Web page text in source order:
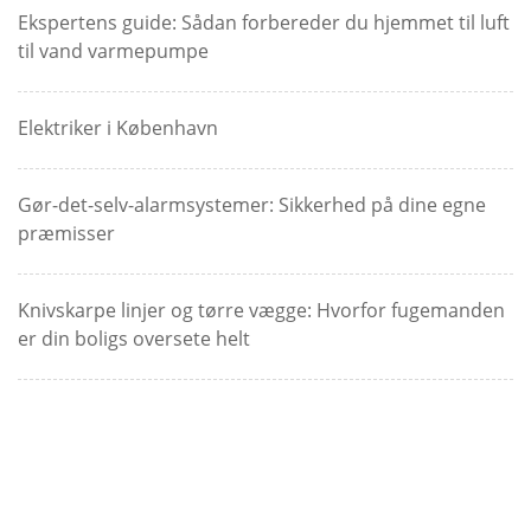
Ekspertens guide: Sådan forbereder du hjemmet til luft
til vand varmepumpe
Elektriker i København
Gør-det-selv-alarmsystemer: Sikkerhed på dine egne
præmisser
Knivskarpe linjer og tørre vægge: Hvorfor fugemanden
er din boligs oversete helt